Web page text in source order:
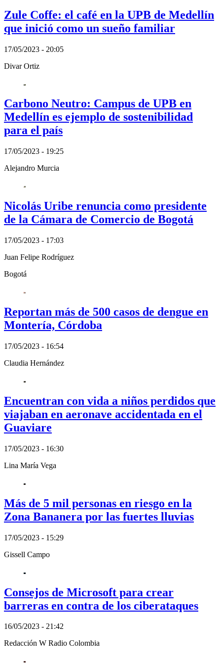
Zule Coffe: el café en la UPB de Medellín
que inició como un sueño familiar
17/05/2023 - 20:05
Divar Ortiz
Carbono Neutro: Campus de UPB en
Medellín es ejemplo de sostenibilidad
para el país
17/05/2023 - 19:25
Alejandro Murcia
Nicolás Uribe renuncia como presidente
de la Cámara de Comercio de Bogotá
17/05/2023 - 17:03
Juan Felipe Rodríguez
Bogotá
Reportan más de 500 casos de dengue en
Montería, Córdoba
17/05/2023 - 16:54
Claudia Hernández
Encuentran con vida a niños perdidos que
viajaban en aeronave accidentada en el
Guaviare
17/05/2023 - 16:30
Lina María Vega
Más de 5 mil personas en riesgo en la
Zona Bananera por las fuertes lluvias
17/05/2023 - 15:29
Gissell Campo
Consejos de Microsoft para crear
barreras en contra de los ciberataques
16/05/2023 - 21:42
Redacción W Radio Colombia